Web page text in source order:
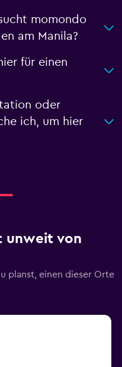
momondo
am Manila?
für einen
oder
ich, um hier
unweit von
planst, einen dieser Orte